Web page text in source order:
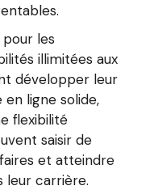
les
illimitées aux
développer leur
ligne solide,
flexibilité
saisir de
et atteindre
leur carrière.